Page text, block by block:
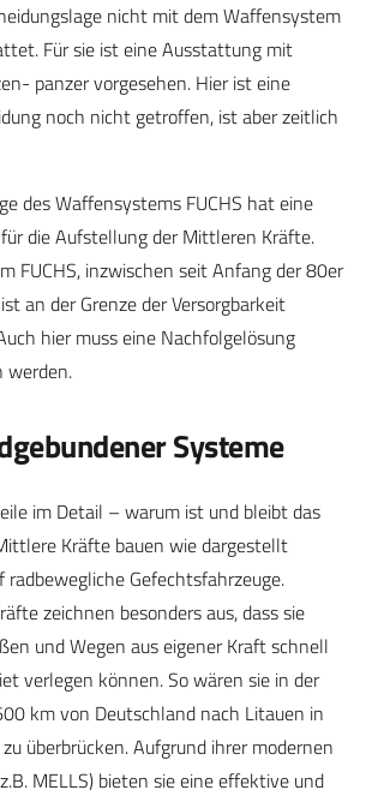
nicht mit dem Waffensystem
Für sie ist eine Ausstattung mit
panzer vorgesehen. Hier ist eine
noch nicht getroffen, ist aber zeitlich
des Waffensystems FUCHS hat eine
die Aufstellung der Mittleren Kräfte.
FUCHS, inzwischen seit Anfang der 80er
an der Grenze der Versorgbarkeit
hier muss eine Nachfolgelösung
werden.
Systeme
im Detail – warum ist und bleibt das
Kräfte bauen wie dargestellt
radbewegliche Gefechtsfahrzeuge.
zeichnen besonders aus, dass sie
und Wegen aus eigener Kraft schnell
verlegen können. So wären sie in der
km von Deutschland nach Litauen in
überbrücken. Aufgrund ihrer modernen
MELLS) bieten sie eine effektive und